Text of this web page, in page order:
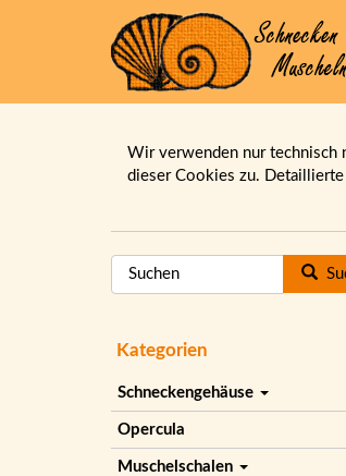
Wir verwenden nur technisch
dieser Cookies zu.
Kategorien
Schneckengehäuse
Opercula
Muschelschalen